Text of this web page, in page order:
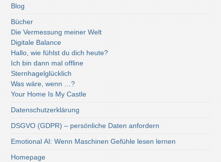
Blog
Bücher
Die Vermessung meiner Welt
Digitale Balance
Hallo, wie fühlst du dich heute?
Ich bin dann mal offline
Sternhagelglücklich
Was wäre, wenn …?
Your Home Is My Castle
Datenschutzerklärung
DSGVO (GDPR) – persönliche Daten anfordern
Emotional AI: Wenn Maschinen Gefühle lesen lernen
Homepage